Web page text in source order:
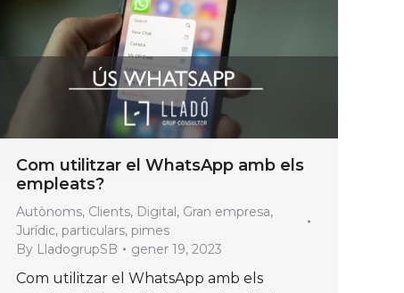
Com utilitzar el WhatsApp amb els
empleats?
Autònoms, Clients, Digital, Gran empresa,
Jurídic, particulars, pimes
By LladogrupSB gener 19, 2023
Com utilitzar el WhatsApp amb els